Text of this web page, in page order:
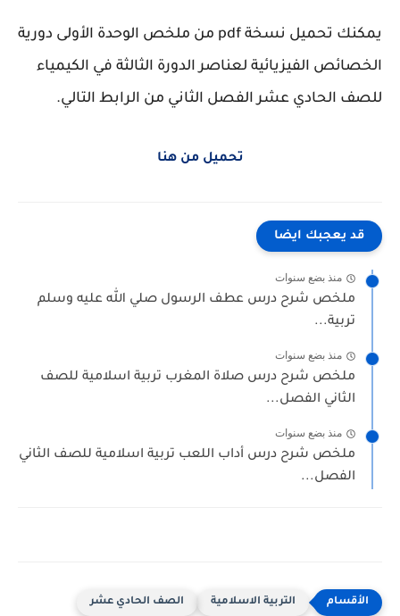
يمكنك تحميل نسخة pdf من ملخص الوحدة الأولى دورية
الخصائص الفيزيائية لعناصر الدورة الثالثة في الكيمياء
للصف الحادي عشر الفصل الثاني من الرابط التالي.
تحميل من هنا
قد يعجبك ايضا
منذ بضع سنوات
ملخص شرح درس عطف الرسول صلي الله عليه وسلم
تربية...
منذ بضع سنوات
ملخص شرح درس صلاة المغرب تربية اسلامية للصف
الثاني الفصل...
منذ بضع سنوات
ملخص شرح درس أداب اللعب تربية اسلامية للصف الثاني
الفصل...
التربية الاسلامية الصف الحادي عشر